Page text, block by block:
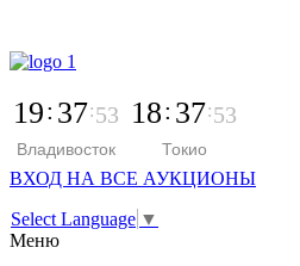
19 37 53
Владивосток
18 37 53
Токио
ВХОД НА ВСЕ АУКЦИОНЫ
Select Language ▼
Меню